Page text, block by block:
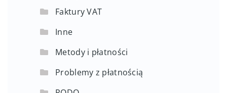
Faktury VAT
Inne
Metody i płatności
Problemy z płatnością